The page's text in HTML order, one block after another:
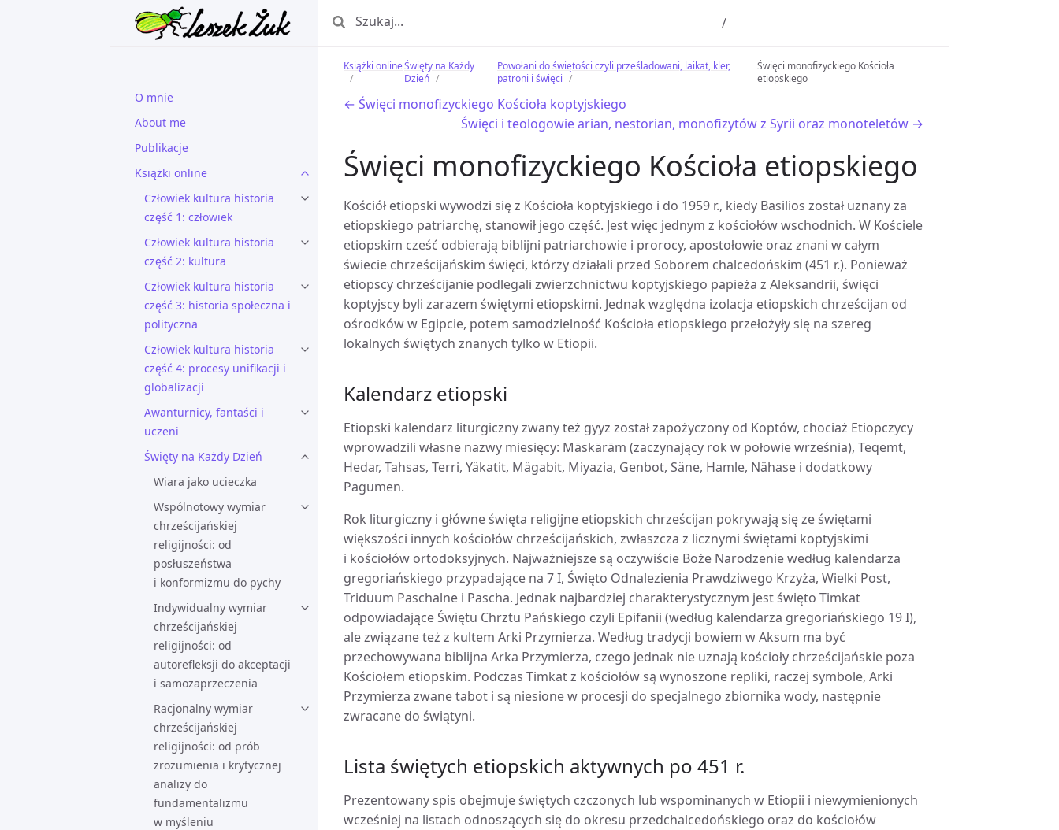
O mnie
About me
Publikacje
Książki online
Człowiek kultura historia
część 1: człowiek
Człowiek kultura historia
część 2: kultura
Człowiek kultura historia
część 3: historia społeczna i
polityczna
Człowiek kultura historia
część 4: procesy unifikacji i
globalizacji
Awanturnicy, fantaści i
uczeni
Święty na Każdy Dzień
Wiara jako ucieczka
Wspólnotowy wymiar
chrześcijańskiej
religijności: od
posłuszeństwa
i konformizmu do pychy
Indywidualny wymiar
chrześcijańskiej
religijności: od
autorefleksji do akceptacji
i samozaprzeczenia
Racjonalny wymiar
chrześcijańskiej
religijności: od prób
zrozumienia i krytycznej
analizy do
fundamentalizmu
w myśleniu
Książki onlineŚwięty na Każdy
Dzień
Powołani do świętości czyli prześladowani, laikat, kler,
patroni i święci
Święci monofizyckiego Kościoła
etiopskiego
← Święci monofizyckiego Kościoła koptyjskiego
Święci i teologowie arian, nestorian, monofizytów z Syrii oraz monoteletów →
Święci monofizyckiego Kościoła etiopskiego
Kościół etiopski wywodzi się z Kościoła koptyjskiego i do 1959 r., kiedy Basilios został uznany za
etiopskiego patriarchę, stanowił jego część. Jest więc jednym z kościołów wschodnich. W Kościele
etiopskim cześć odbierają biblijni patriarchowie i prorocy, apostołowie oraz znani w całym
świecie chrześcijańskim święci, którzy działali przed Soborem chalcedońskim (451 r.). Ponieważ
etiopscy chrześcijanie podlegali zwierzchnictwu koptyjskiego papieża z Aleksandrii, święci
koptyjscy byli zarazem świętymi etiopskimi. Jednak względna izolacja etiopskich chrześcijan od
ośrodków w Egipcie, potem samodzielność Kościoła etiopskiego przełożyły się na szereg
lokalnych świętych znanych tylko w Etiopii.
Kalendarz etiopski
Etiopski kalendarz liturgiczny zwany też gyyz został zapożyczony od Koptów, chociaż Etiopczycy
wprowadzili własne nazwy miesięcy: Mäskäräm (zaczynający rok w połowie września), Teqemt,
Hedar, Tahsas, Terri, Yäkatit, Mägabit, Miyazia, Genbot, Säne, Hamle, Nähase i dodatkowy
Pagumen.
Rok liturgiczny i główne święta religijne etiopskich chrześcijan pokrywają się ze świętami
większości innych kościołów chrześcijańskich, zwłaszcza z licznymi świętami koptyjskimi
i kościołów ortodoksyjnych. Najważniejsze są oczywiście Boże Narodzenie według kalendarza
gregoriańskiego przypadające na 7 I, Święto Odnalezienia Prawdziwego Krzyża, Wielki Post,
Triduum Paschalne i Pascha. Jednak najbardziej charakterystycznym jest święto Timkat
odpowiadające Świętu Chrztu Pańskiego czyli Epifanii (według kalendarza gregoriańskiego 19 I),
ale związane też z kultem Arki Przymierza. Według tradycji bowiem w Aksum ma być
przechowywana biblijna Arka Przymierza, czego jednak nie uznają kościoły chrześcijańskie poza
Kościołem etiopskim. Podczas Timkat z kościołów są wynoszone repliki, raczej symbole, Arki
Przymierza zwane tabot i są niesione w procesji do specjalnego zbiornika wody, następnie
zwracane do świątyni.
Lista świętych etiopskich aktywnych po 451 r.
Prezentowany spis obejmuje świętych czczonych lub wspominanych w Etiopii i niewymienionych
wcześniej na listach odnoszących się do okresu przedchalcedońskiego oraz do kościołów